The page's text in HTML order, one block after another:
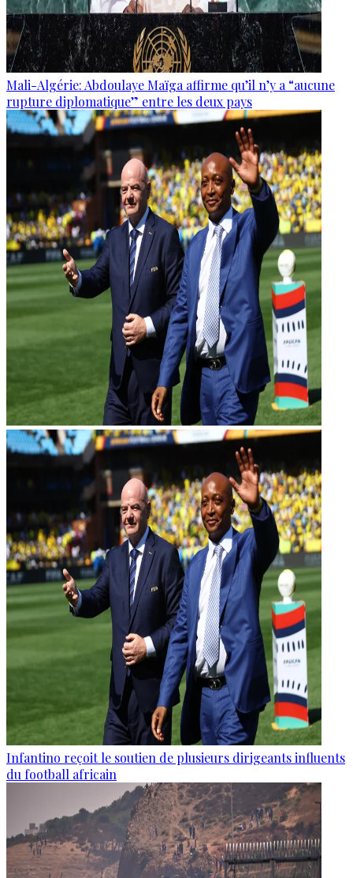
Mali-Algérie: Abdoulaye Maïga affirme qu’il n’y a “aucune
rupture diplomatique” entre les deux pays
Infantino reçoit le soutien de plusieurs dirigeants influents
du football africain